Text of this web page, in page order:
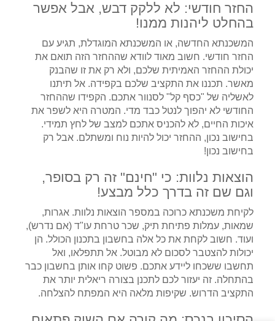
החזר חודשי: לא ללקק דבש, אבל אפשר
בהחלט ליהנות ממנו!
המשכנתא החדשה, או המשכנתא המוגדלת, תגיע עם
החזר חודשי. חשוב מאוד לוודא שההחזר הזה תואם את
יכולת ההחזר האמיתית שלכם, ולא רק את זו שהבנק
מאשר. תכננו את התקציב שלכם בקפידה. אל תיתנו
לאשליה של "כסף קל" לסנוור אתכם. הקפידו שההחזר
החודשי לא יהפוך לנטל כבד מדי. המטרה היא לשפר את
איכות החיים, לא להכניס אתכם למצב של לחץ תמידי.
בחישוב נכון, ההחזר יכול להיות נוח ומשתלם. אבל רק
בחישוב נכון!
הוצאות נלוות: כי "חינם" זה רק בסופר,
וגם שם זה בדרך כלל מבצע!
לקיחת משכנתא כרוכה במספר הוצאות נלוות. אגרות,
שמאות, עמלות פתיחת תיק, שכר טרחת עו"ד (אם נדרש),
ועוד. חשוב לקחת את כל אלה בחשבון בתכנון הכולל. הן
יכולות להצטבר לסכום לא מבוטל. אל תתפלאו, ואל
תחשבו ששכחו ליידע אתכם. פשוט קחו אותן בחשבון כבר
בהתחלה. זה יעזור לכם לתכנן בצורה ריאלית יותר את
התקציב הדרוש. שקיפות מלאה היא המפתח להצלחה.